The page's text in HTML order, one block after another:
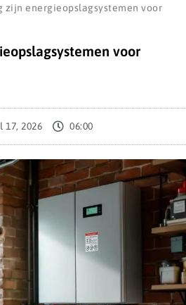
zijn energieopslagsystemen voor
voor
17, 2026 06:00